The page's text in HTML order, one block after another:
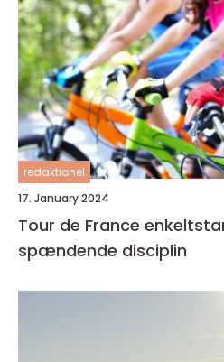
redaktionel
17. January 2024
Tour de France
spændende disciplin